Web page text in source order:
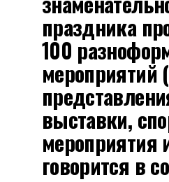
праздника
100
мероприятий
выставки,
мероприятия
говорится в